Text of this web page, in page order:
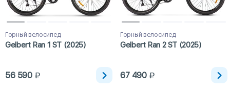
Горный велосипед
Gelbert Ran 1 ST (2025)
56 590
Горный велосипед
Gelbert Ran 2 ST (2025)
67 490